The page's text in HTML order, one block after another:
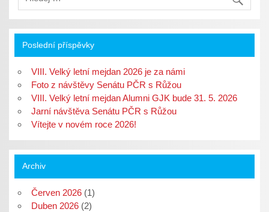
Poslední příspěvky
VIII. Velký letní mejdan 2026 je za námi
Foto z návštěvy Senátu PČR s Růžou
VIII. Velký letní mejdan Alumni GJK bude 31. 5. 2026
Jarní návštěva Senátu PČR s Růžou
Vítejte v novém roce 2026!
Archiv
Červen 2026(1)
Duben 2026(2)